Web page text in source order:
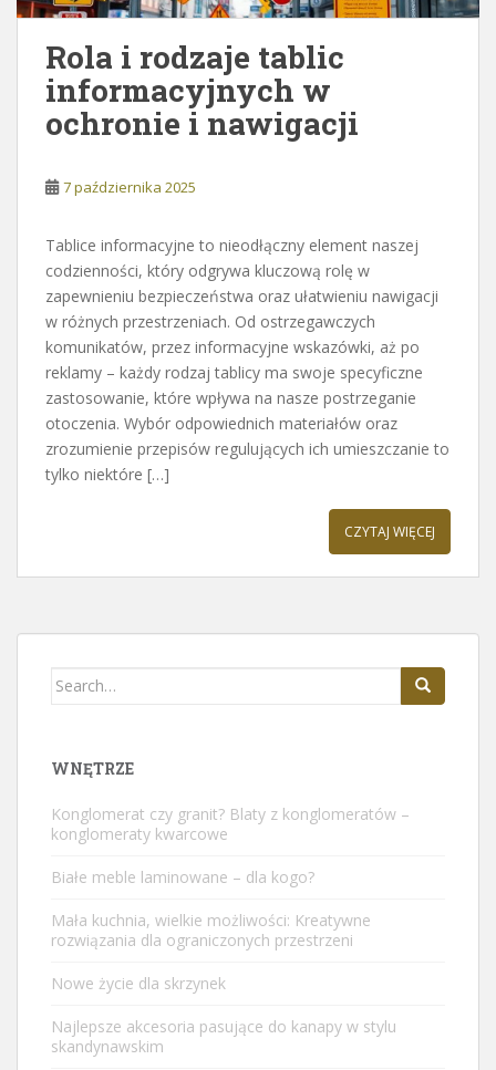
Rola i rodzaje tablic
informacyjnych w
ochronie i nawigacji
7 października 2025
Tablice informacyjne to nieodłączny element naszej
codzienności, który odgrywa kluczową rolę w
zapewnieniu bezpieczeństwa oraz ułatwieniu nawigacji
w różnych przestrzeniach. Od ostrzegawczych
komunikatów, przez informacyjne wskazówki, aż po
reklamy – każdy rodzaj tablicy ma swoje specyficzne
zastosowanie, które wpływa na nasze postrzeganie
otoczenia. Wybór odpowiednich materiałów oraz
zrozumienie przepisów regulujących ich umieszczanie to
tylko niektóre […]
CZYTAJ WIĘCEJ
Search
WNĘTRZE
Konglomerat czy granit? Blaty z konglomeratów –
konglomeraty kwarcowe
Białe meble laminowane – dla kogo?
Mała kuchnia, wielkie możliwości: Kreatywne
rozwiązania dla ograniczonych przestrzeni
Nowe życie dla skrzynek
Najlepsze akcesoria pasujące do kanapy w stylu
skandynawskim